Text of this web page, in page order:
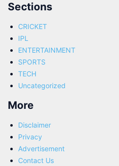
Sections
CRICKET
IPL
ENTERTAINMENT
SPORTS
TECH
Uncategorized
More
Disclaimer
Privacy
Advertisement
Contact Us